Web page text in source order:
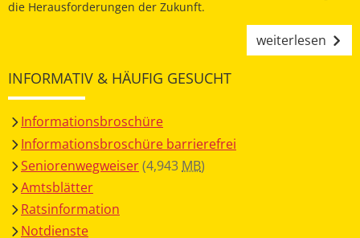
die Herausforderungen der Zukunft.
weiterlesen
INFORMATIV & HÄUFIG GESUCHT
Informationsbroschüre
Informationsbroschüre barrierefrei
Seniorenwegweiser(4,943 MB)
Amtsblätter
Ratsinformation
Notdienste